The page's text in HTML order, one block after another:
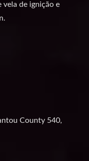
vela de ignição e
County 540,